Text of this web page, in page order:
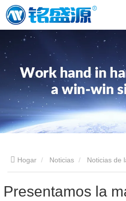
Hogar Noticias Noticias de
Presentamos la máquina
Presentamos la